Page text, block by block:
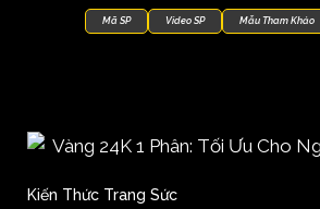
Mã SP Video SP Mẫu Tham Khảo
Kiến Thức Trang Sức